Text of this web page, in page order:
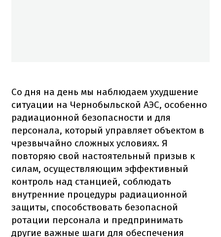
Со дня на день мы наблюдаем ухудшение
ситуации на Чернобыльской АЭС, особенно
радиационной безопасности и для
персонала, который управляет объектом в
чрезвычайно сложных условиях. Я
повторяю свой настоятельный призыв к
силам, осуществляющим эффективный
контроль над станцией, соблюдать
внутренние процедуры радиационной
защиты, способствовать безопасной
ротации персонала и предпринимать
другие важные шаги для обеспечения